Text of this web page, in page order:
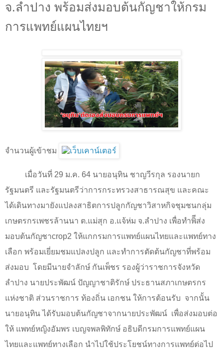
จ.ลำปาง พร้อมส่งมอบต้นกัญชาให้กรม
การแพทย์แผนไทยฯ
จำนวนผู้เข้าชม
เมื่อวันที่ 29 ม.ค. 64 นายอนุทิน ชาญวีรกุล รองนายก
รัฐมนตรี และรัฐมนตรีว่าการกระทรวงสาธารณสุข และคณะ
ได้เดินทางมายังแปลงสาธิตการปลูกกัญชาวิสาหกิจชุมชนกลุ่ม
เกษตรกรเพชรล้านนา ต.แม่สุก อ.แจ้ห่ม จ.ลำปาง เพื่อทำพิีส่ง
มอบต้นกัญชาcrop2 ให้แกกรมการแพทย์แผนไทยและแพทย์ทาง
เลือก พร้อมเยี่ยมชมแปลงปลูก และทำการตัดต้นกัญชาที่พร้อม
ส่งมอบ โดยมีนายจำลักษ์ กันเพ็ชร รองผู้ว่าราชการจังหวัด
ลำปาง นายประพัฒน์ ปัญญาชาติรักษ์ ประธานสภาเกษตรกร
แห่งชาติ ส่วนราชการ ท้องถิ่น เอกชน ให้การต้อนรับ จากนั้น
นายอนุทิน ได้รับมอบต้นกัญชาจากนายประพัฒน์ เพื่อส่งมอบต่อ
ให้ แพทย์หญิงอัมพร เบญจพลพิทักษ์ อธิบดีกรมการแพทย์แผน
ไทยและแพทย์ทางเลือก นำไปใช้ประโยชน์ทางการแพทย์ต่อไป